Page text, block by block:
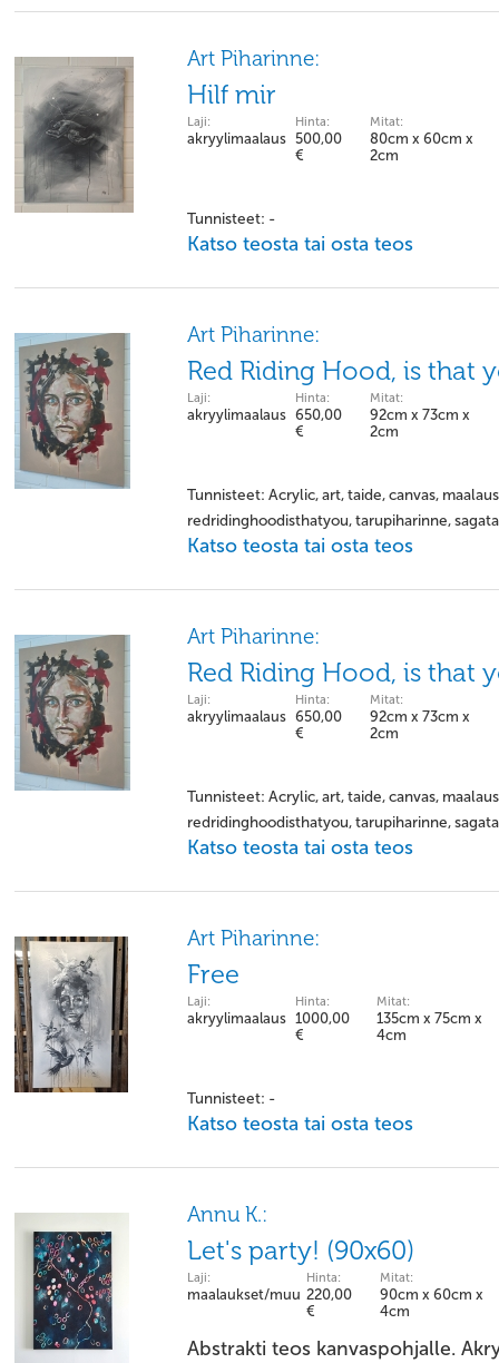
Art Piharinne:
Hilf mir
Laji:
akryylimaalaus
Hinta:
500,00
€
Mitat:
80cm x 60cm x
2cm
Tunnisteet: -
Katso teosta tai osta teos
Art Piharinne:
Red Riding Hood, is that
Laji:
akryylimaalaus
Hinta:
650,00
€
Mitat:
92cm x 73cm x
2cm
Tunnisteet: Acrylic, art, taide, canvas,
redridinghoodisthatyou, tarupiharinne,
Katso teosta tai osta teos
Art Piharinne:
Red Riding Hood, is that
Laji:
akryylimaalaus
Hinta:
650,00
€
Mitat:
92cm x 73cm x
2cm
Tunnisteet: Acrylic, art, taide, canvas,
redridinghoodisthatyou, tarupiharinne,
Katso teosta tai osta teos
Art Piharinne:
Free
Laji:
akryylimaalaus
Hinta:
1000,00
€
Mitat:
135cm x 75cm x
4cm
Tunnisteet: -
Katso teosta tai osta teos
Annu K.:
Let's party! (90x60)
Laji:
maalaukset/muu
Hinta:
220,00
€
Mitat:
90cm x 60cm x
4cm
Abstrakti teos kanvaspohjalle.